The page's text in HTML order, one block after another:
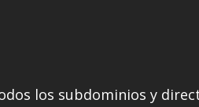
los subdominios y